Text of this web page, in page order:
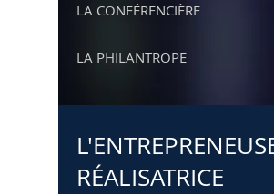
LA CONFÉRENCIÈRE
LA PHILANTROPE
RÉALISATRICE